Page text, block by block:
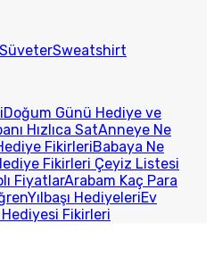
SüveterSweatshirt
Doğum Günü Hediye ve
Hızlıca SatAnneye Ne
FikirleriBabaya Ne
Fikirleri Çeyiz Listesi
FiyatlarArabam Kaç Para
Yılbaşı HediyeleriEv
Hediyesi Fikirleri